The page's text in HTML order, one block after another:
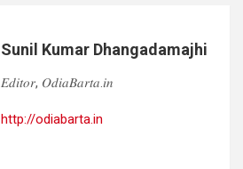
Sunil Kumar Dhangadamajhi
𝐸𝑑𝑖𝑡𝑜𝑟, 𝑂𝑑𝑖𝑎𝐵𝑎𝑟𝑡𝑎.𝑖𝑛
http://odiabarta.in